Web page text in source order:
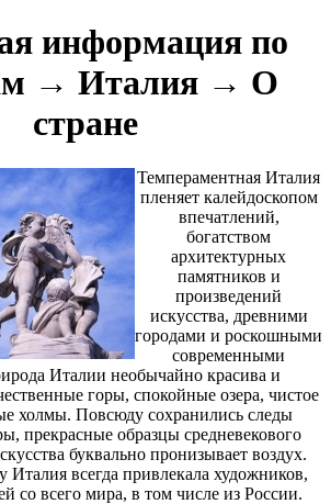
информация по
→ Италия → О
стране
Темпераментная Италия
пленяет калейдоскопом
впечатлений,
богатством
архитектурных
памятников и
произведений
искусства, древними
городами и роскошными
современными
Италии необычайно красива и
горы, спокойные озера, чистое
холмы. Повсюду сохранились следы
прекрасные образцы средневекового
буквально пронизывает воздух.
всегда привлекала художников,
со всего мира, в том числе из России.